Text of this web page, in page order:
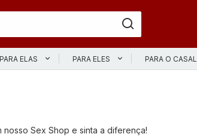
PARA ELAS PARA ELES PARA O CASAL
Sex Shop e sinta a diferença!